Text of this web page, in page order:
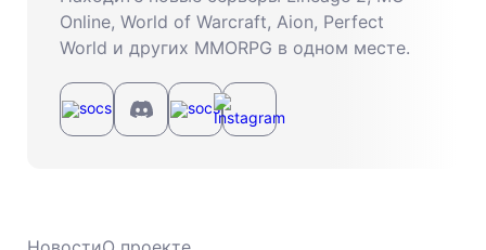
Online, World of Warcraft, Aion, Perfect
World и других MMORPG в одном месте.